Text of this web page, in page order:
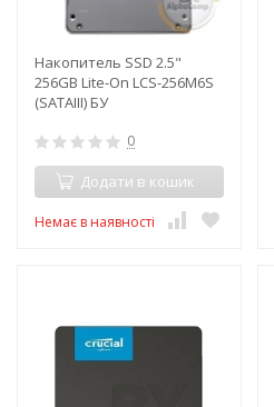
Накопитель SSD 2.5"
256GB Lite-On LCS-256M6S
(SATAIII) БУ
0
Додати в кошик
Немає в наявності